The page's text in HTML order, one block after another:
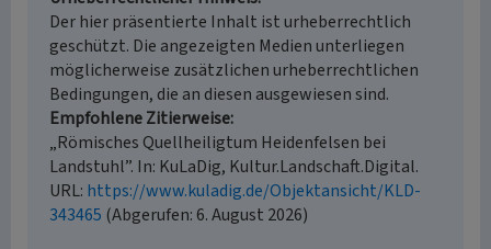
Der hier präsentierte Inhalt ist urheberrechtlich
geschützt. Die angezeigten Medien unterliegen
möglicherweise zusätzlichen urheberrechtlichen
Bedingungen, die an diesen ausgewiesen sind.
Empfohlene Zitierweise
„Römisches Quellheiligtum Heidenfelsen bei
Landstuhl”. In: KuLaDig, Kultur.Landschaft.Digital.
URL: https://www.kuladig.de/Objektansicht/KLD-
343465 (Abgerufen: 6. August 2026)